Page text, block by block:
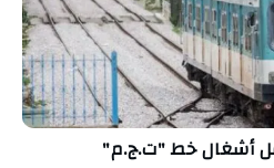
أشغال خط "ت.ج.م"